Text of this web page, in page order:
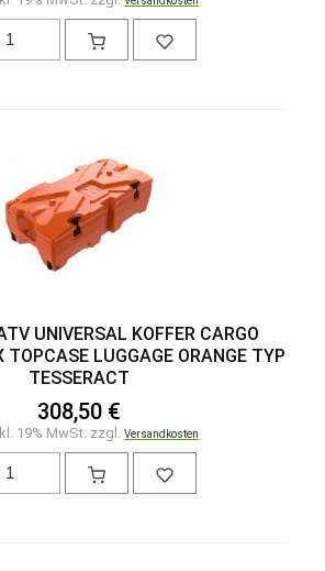
UNIVERSAL KOFFER CARGO
TOPCASE LUGGAGE ORANGE TYP
TESSERACT
308,50 €
19% MwSt. zzgl. Versandkosten